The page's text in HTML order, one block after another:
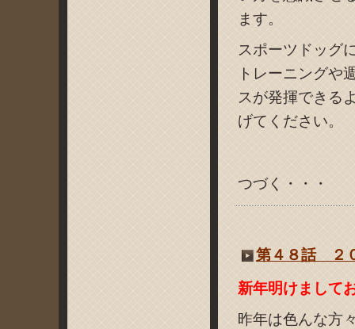
ます。
スポーツドッグ
トレーニングや
スが発揮できる
げてください。
つづく・・・
第４８話 ２
新年明けまして
昨年は色んな方